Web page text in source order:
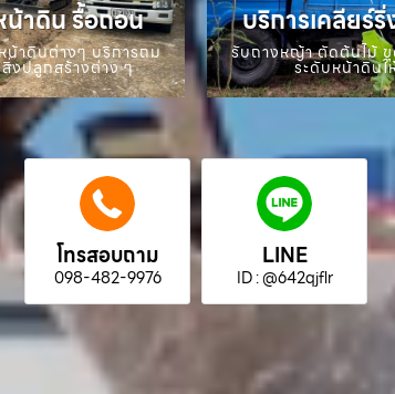
าดิน รื้อถอน
าดินต่างๆ บริการถม
งปลูกสร้างต่าง ๆ
บริการเคลียร์
รับถางหญ้า ตัดต้นไม้
ระดับหน้าดินใ
โทรสอบถาม
098-482-9976
LINE
ID : @642qjflr